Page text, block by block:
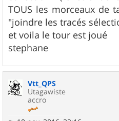
TOUS les morceaux de
"joindre les tracés
et voila le tour est joué
stephane
Vtt_QPS
Utagawiste
accro